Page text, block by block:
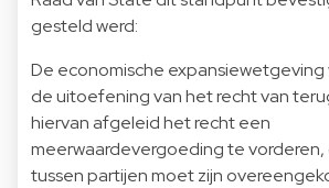
gesteld werd:
De economische
de uitoefening van het recht van
hiervan afgeleid het recht een
meerwaardevergoeding te
tussen partijen moet zijn